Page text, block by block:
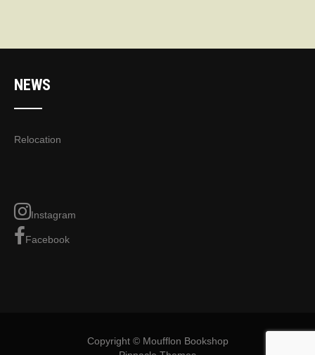
NEWS
Relocation
Instagram
Facebook
Copyright © Moufflon Bookshop